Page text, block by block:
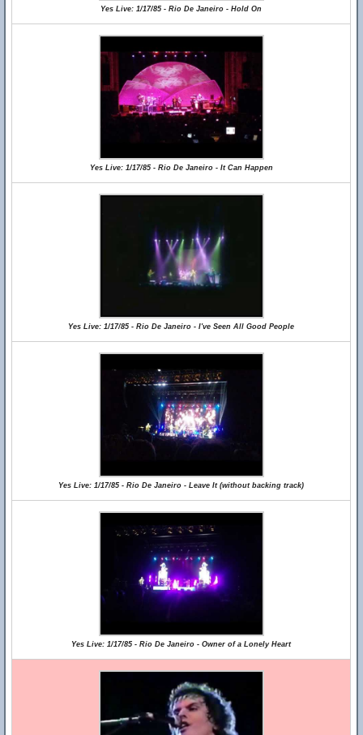
Yes Live: 1/17/85 - Rio De Janeiro - Hold On
Yes Live: 1/17/85 - Rio De Janeiro - It Can Happen
Yes Live: 1/17/85 - Rio De Janeiro - I've Seen All Good People
Yes Live: 1/17/85 - Rio De Janeiro - Leave It (without backing track)
Yes Live: 1/17/85 - Rio De Janeiro - Owner of a Lonely Heart